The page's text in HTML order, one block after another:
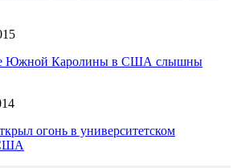
Южной Каролины в США слышны
огонь в университетском